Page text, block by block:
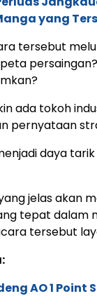
yang
tersebut
ada tokoh
pernyataan
daya
jelas akan
tepat dalam
tersebut
AO 1 Point